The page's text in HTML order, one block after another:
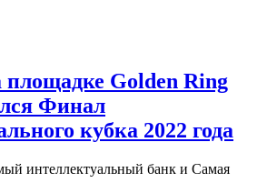
площадке Golden Ring
Финал
кубка 2022 года
интеллектуальный банк и Самая